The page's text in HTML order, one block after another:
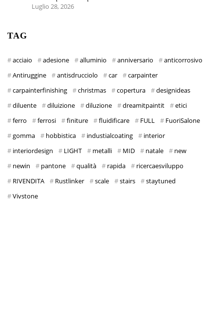
Luglio 28, 2026
TAG
acciaio adesione alluminio anniversario
anticorrosivo
Antiruggine
antisdrucciolo car
carpainter
carpainterfinishing
christmas copertura
designideas
diluente
diluizione diluzione dreamitpaintit
etici
ferro
ferrosi finiture fluidificare FULL
FuoriSalone
gomma
hobbistica industialcoating
interior
interiordesign
LIGHT metalli MID natale
new
newin
pantone qualità rapida
ricercaesviluppo
RIVENDITA
Rustlinker scale stairs
staytuned
Vivstone